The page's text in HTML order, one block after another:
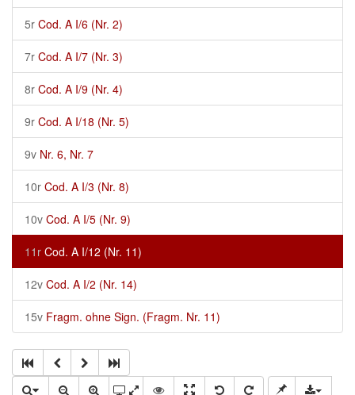
5r Cod. A I/6 (Nr. 2)
7r Cod. A I/7 (Nr. 3)
8r Cod. A I/9 (Nr. 4)
9r Cod. A I/18 (Nr. 5)
9v Nr. 6, Nr. 7
10r Cod. A I/3 (Nr. 8)
10v Cod. A I/5 (Nr. 9)
11r Cod. A I/12 (Nr. 11)
12v Cod. A I/2 (Nr. 14)
15v Fragm. ohne Sign. (Fragm. Nr. 11)